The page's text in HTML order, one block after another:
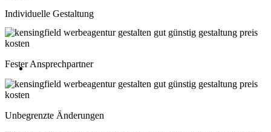
Schweiz: 043 508 66 63
Montag-Freitag 10:00-18:00 Uhr
Beratung oder Rückruf anfordern
Montag-Freitag 10:00-18:00 Uhr
Individuelle Gestaltung
Fester Ansprechpartner
Unbegrenzte Änderungen